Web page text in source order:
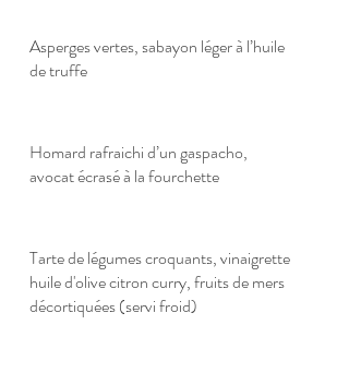
Asperges vertes, sabayon léger à l’huile
de truffe
Homard rafraichi d’un gaspacho,
avocat écrasé à la fourchette
Tarte de légumes croquants, vinaigrette
huile d'olive citron curry, fruits de mers
décortiquées (servi froid)